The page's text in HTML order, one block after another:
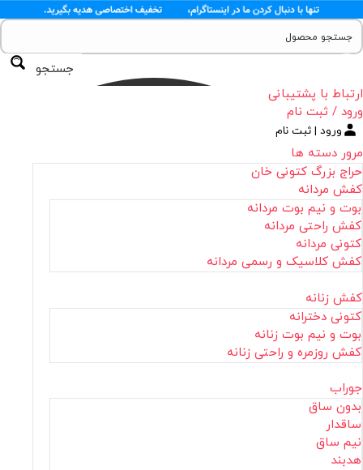
جستجو
ارتباط با پشتیبانی
ورود / ثبت نام
ورود | ثبت نام
مرور دسته ها
حراج بزرگ کتونی خان
کفش مردانه
بوت و نیم بوت مردانه
کفش راحتی مردانه
کتونی مردانه
کفش کلاسیک و رسمی مردانه
کفش زنانه
کتونی دخترانه
بوت و نیم بوت زنانه
کفش روزمره و راحتی زنانه
جوراب
بدون ساق
ساقدار
نیم ساق
هدبند